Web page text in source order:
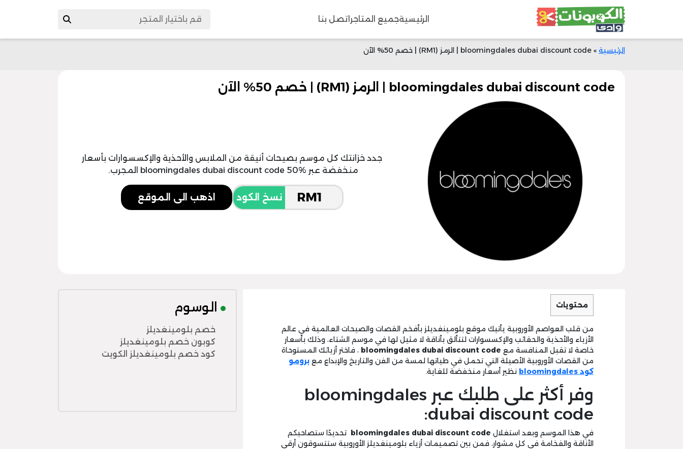
الرئيسيةجميع المتاجر اتصل بنا
الرئيسية » bloomingdales dubai discount code | الرمز (RM1) | خصم 50% الآن
bloomingdales dubai discount code | الرمز (RM1) | خصم 50% الآن
جدد خزانتك كل موسم بصيحات أنيقة من الملابس والأحذية والإكسسوارات بأسعار
منخفضة عبر bloomingdales dubai discount code 50% المجرب.
نسخ الكود اذهب الى الموقع
محتويات
من قلب العواصم الأوروبية يأتيك موقع بلومينغديلز بأفخم القصات والصيحات العالمية في عالم
الأزياء والأحذية والحقائب والإكسسوارات لتتألق بأناقة لا مثيل لها في موسم الشتاء، وذلك بأسعار
خاصة لا تقبل المنافسة مع bloomingdales dubai discount code ، فاختر أزيائك المستوحاة
من القصات الأوروبية الأصيلة التي تحمل في طياتها لمسة من الفن والتاريخ والإبداع مع برومو
كود bloomingdales
نظير أسعار منخفضة للغاية.
وفر أكثر على طلبك عبر bloomingdales
dubai discount code:
في هذا الموسم وبعد استغلال bloomingdales dubai discount code تحديدًا ستصاحبكم
الأناقة والفخامة في كل مشوار، فمن بين تصميمات أزياء بلومينغديلز الأوروبية ستتسوقون أرقى
الوسوم
خصم بلومينغديلز
كوبون خصم بلومينغديلز
كود خصم بلومينغديلز الكويت